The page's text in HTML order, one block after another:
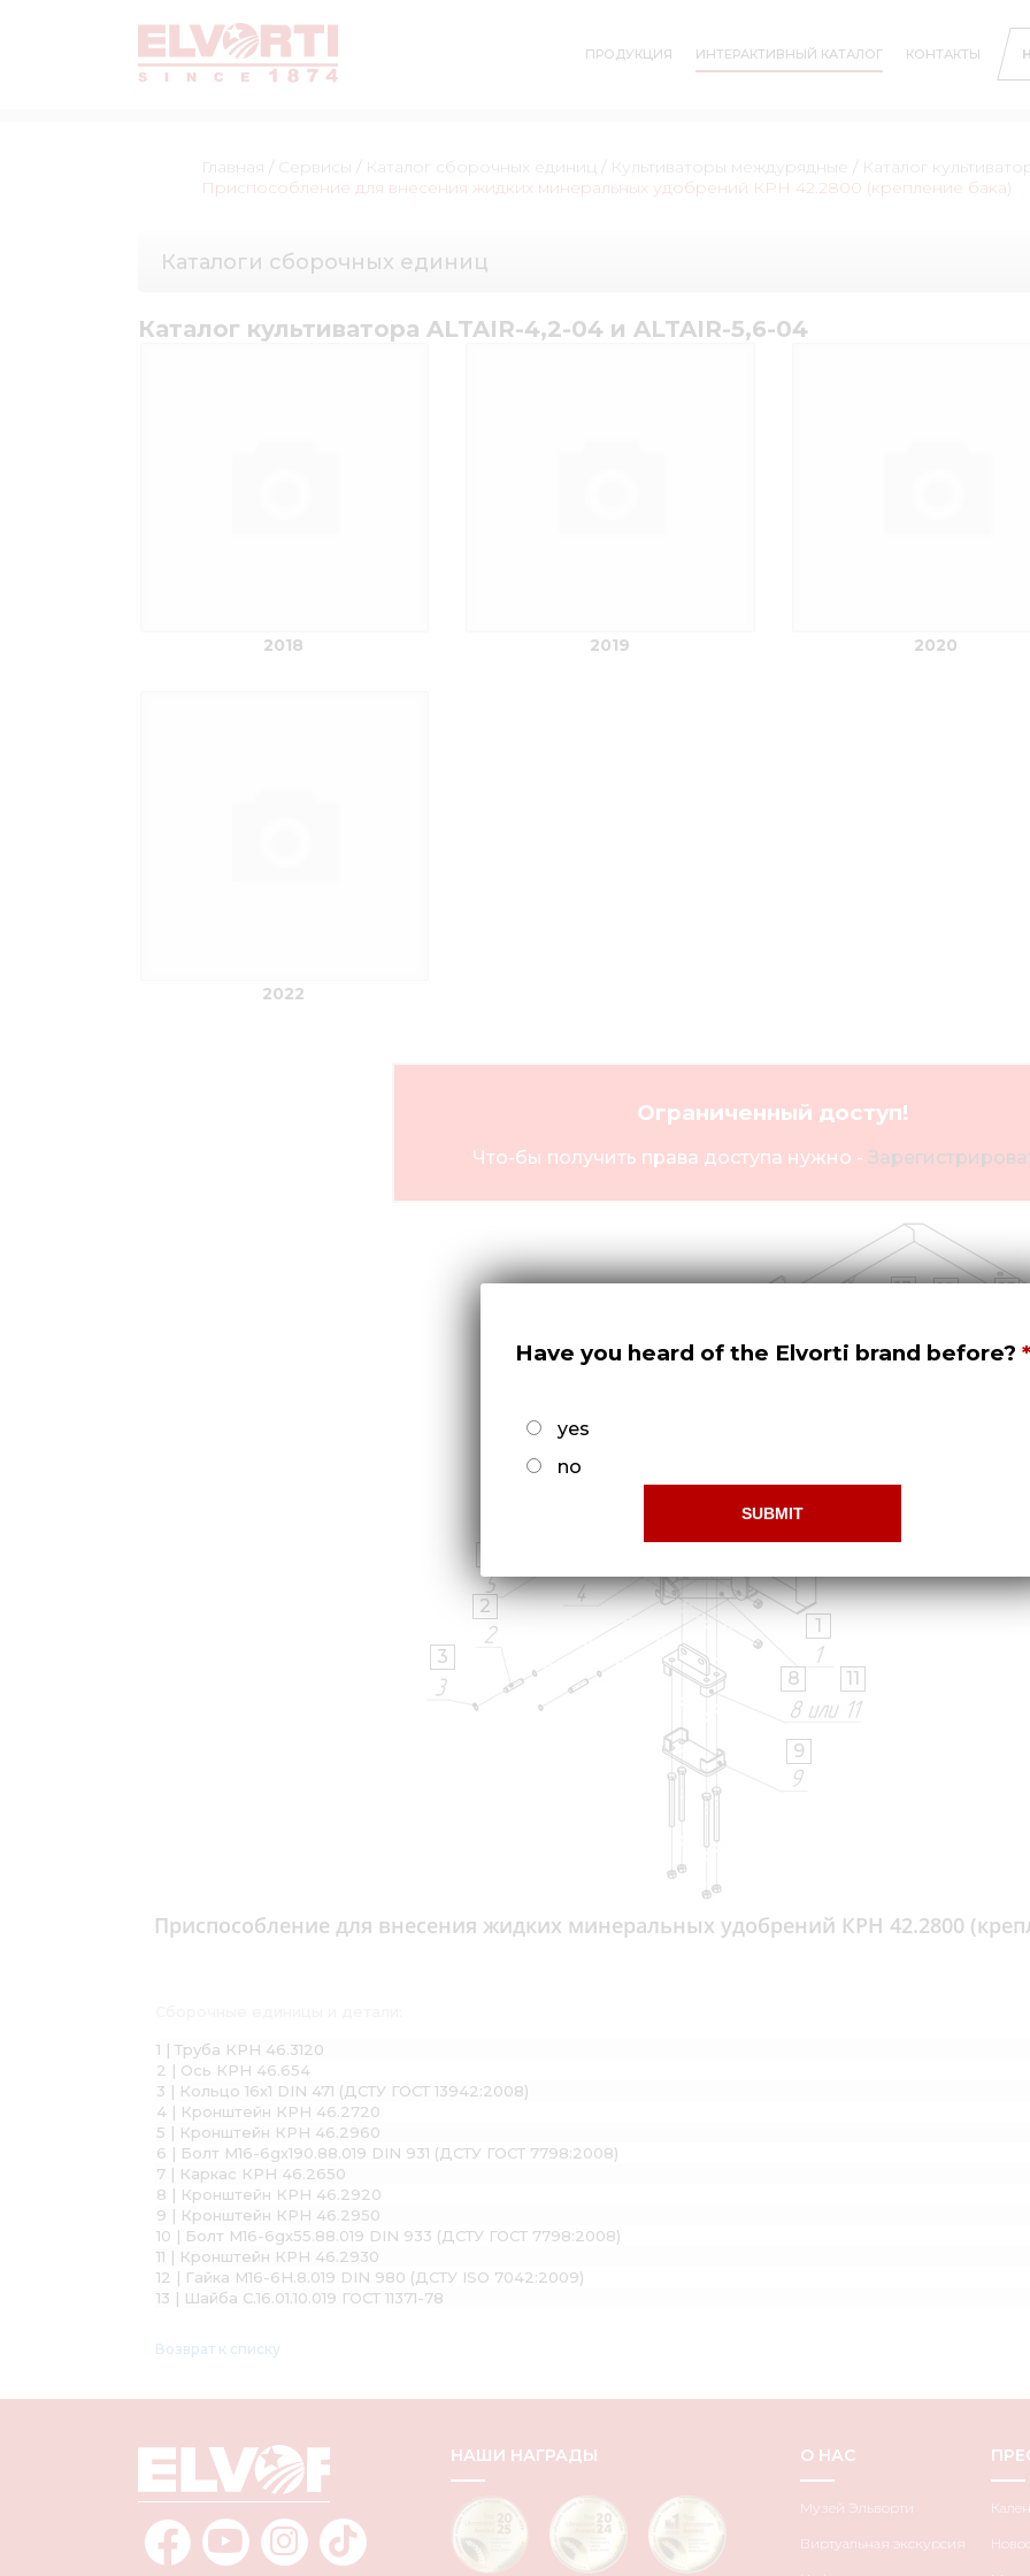
ПРОДУКЦИЯ ИНТЕРАКТИВНЫЙ КАТАЛОГ КОНТАКТЫ
Главная / Сервисы / Каталог сборочных единиц / Культиваторы междурядные / Каталог
Приспособление для внесения жидких минеральных удобрений КРН 42.2800 (крепление бака)
Каталоги сборочных единиц
Каталог культиватора ALTAIR-4,2-04 и ALTAIR-5,6-04
2018 2019 2020
2022
Ограниченный доступ!
Что-бы получить права доступа нужно -
Приспособление для внесения жидких минеральных удобрений КРН 42.2800
1
2
3
8
9
10
11
12
13 15
1 | Труба КРН 46.3120
2 | Ось КРН 46.654
3 | Кольцо 16х1 DIN 471 (ДСТУ ГОСТ 13942:2008)
4 | Кронштейн КРН 46.2720
5 | Кронштейн КРН 46.2960
6 | Болт М16-6gх190.88.019 DIN 931 (ДСТУ ГОСТ 7798:2008)
7 | Каркас КРН 46.2650
8 | Кронштейн КРН 46.2920
9 | Кронштейн КРН 46.2950
10 | Болт М16-6gх55.88.019 DIN 933 (ДСТУ ГОСТ 7798:2008)
11 | Кронштейн КРН 46.2930
12 | Гайка М16-6H.8.019 DIN 980 (ДСТУ ISO 7042:2009)
13 | Шайба С.16.01.10.019 ГОСТ 11371-78
Возврат к списку
НАШИ НАГРАДЫ О НАС
Музей Эльворти
Виртуальная экскурсия
Have you heard of the Elvorti brand before?
yes
no